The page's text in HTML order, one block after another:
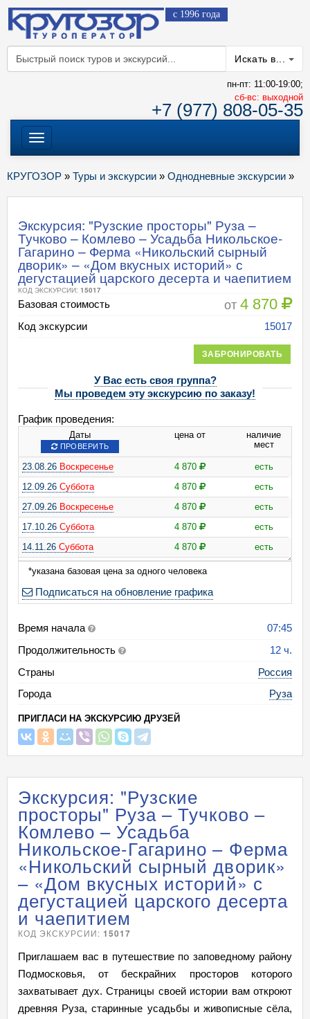
с 1996 года
Искать в...
пн-пт: 11:00-19:00;
cб-вс: выходной
+7 (977) 808-05-35
Меню
КРУГОЗОР » Туры и экскурсии » Однодневные экскурсии »
Экскурсия: "Рузские просторы" Руза –
Тучково – Комлево – Усадьба Никольское-
Гагарино – Ферма «Никольский сырный
дворик» – «Дом вкусных историй» с
дегустацией царского десерта и чаепитием
КОД ЭКСКУРСИИ: 15017
Базовая стоимость от 4 870
Код экскурсии 15017
ЗАБРОНИРОВАТЬ
У Вас есть своя группа?
Мы проведем эту экскурсию по заказу!
График проведения:
Даты
ПРОВЕРИТЬ
цена от
наличие
мест
23.08.26 Воскресенье 4 870
есть
12.09.26 Суббота 4 870
есть
27.09.26 Воскресенье 4 870
есть
17.10.26 Суббота 4 870
есть
14.11.26 Суббота 4 870
есть
06.12.26Воскресенье 4 870
*указана базовая цена за одного человека
Подписаться на обновление графика
Время начала
07:45
Продолжительность
12 ч.
Страны
Россия
Города
Руза
ПРИГЛАСИ НА ЭКСКУРСИЮ ДРУЗЕЙ
Экскурсия: "Рузские
просторы" Руза – Тучково –
Комлево – Усадьба
Никольское-Гагарино – Ферма
«Никольский сырный дворик»
– «Дом вкусных историй» с
дегустацией царского десерта
и чаепитием
КОД ЭКСКУРСИИ: 15017
Приглашаем вас в путешествие по заповедному району
Подмосковья, от бескрайних просторов которого
захватывает дух. Страницы своей истории вам откроют
древняя Руза, старинные усадьбы и живописные сёла,